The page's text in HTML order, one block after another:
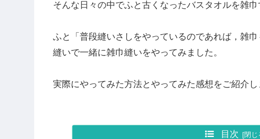
そんな日々の中でふと古くなったバスタオルを雑巾
ふと「普段縫いさしをやっているのであれば，雑
縫いで一緒に雑巾縫いをやってみました。
実際にやってみた方法とやってみた感想をご紹介し